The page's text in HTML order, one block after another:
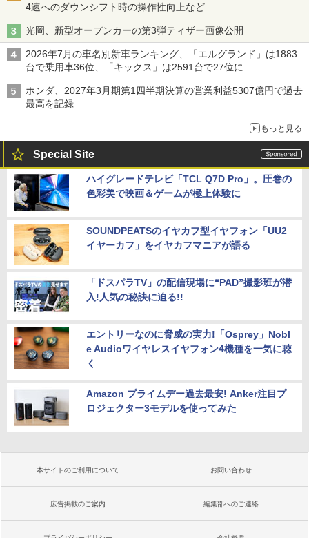
4速へのダウンシフト時の操作性向上など
光岡、新型オープンカーの第3弾ティザー画像公開
2026年7月の車名別新車ランキング、「エルグランド」は1883
台で乗用車36位、「キックス」は2591台で27位に
ホンダ、2027年3月期第1四半期決算の営業利益5307億円で過去
最高を記録
もっと見る
Special Site
ハイグレードテレビ「TCL Q7D Pro」。圧巻の
色彩美で映画＆ゲームが極上体験に
SOUNDPEATSのイヤカフ型イヤフォン「UU2
イヤーカフ」をイヤカフマニアが語る
「ドスパラTV」の配信現場に“PAD”撮影班が潜
入!人気の秘訣に迫る!!
エントリーなのに脅威の実力!「Osprey」Nobl
e Audioワイヤレスイヤフォン4機種を一気に聴
く
Amazon プライムデー過去最安! Anker注目プ
ロジェクター3モデルを使ってみた
本サイトのご利用について お問い合わせ
広告掲載のご案内 編集部へのご連絡